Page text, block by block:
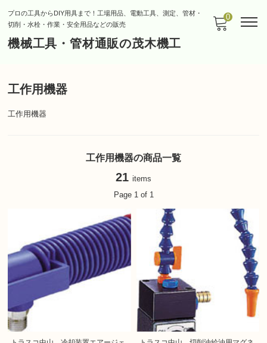
プロの工具からDIY用具まで！工場用品、電動工具、測定、管材・
切削・水栓・作業・安全用品などの販売
機械工具・管材通販の茂木機工
0
工作用機器
工作用機器
工作用機器の商品一覧
21 items
Page 1 of 1